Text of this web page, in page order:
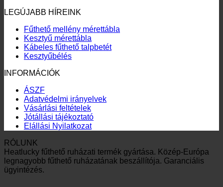
LEGÚJABB HÍREINK
Fűthető mellény mérettábla
Kesztyű mérettábla
Kábeles fűthető talpbetét
Kesztyűbélés
INFORMÁCIÓK
ÁSZF
Adatvédelmi irányelvek
Vásárlási feltételek
Jótállási tájékoztató
Elállási Nyilatkozat
RÓLUNK
Heatlucky fűthető ruházati termék gyártása. Közép-Európa
legnagyobb fűthető ruházatának beszállítója. Garanciális
ügyintézés.